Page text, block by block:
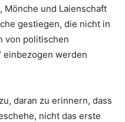
Mönche und Laienschaft
gestiegen, die nicht in
von politischen
einbezogen werden
daran zu erinnern, dass
nicht das erste